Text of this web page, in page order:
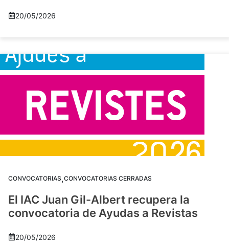
20/05/2026
CONVOCATORIAS,CONVOCATORIAS CERRADAS
El IAC Juan Gil-Albert recupera la
convocatoria de Ayudas a Revistas
20/05/2026